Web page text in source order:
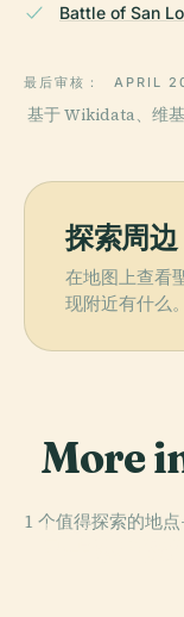
Battle of San
最后审核： APRIL
基于 Wikidata、维基
探索周边
在地图上查看
现附近有什么。
More
1 个值得探索的地
PLACE